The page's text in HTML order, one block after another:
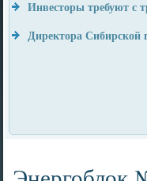
Инвесторы требуют с
Директора Сибирской